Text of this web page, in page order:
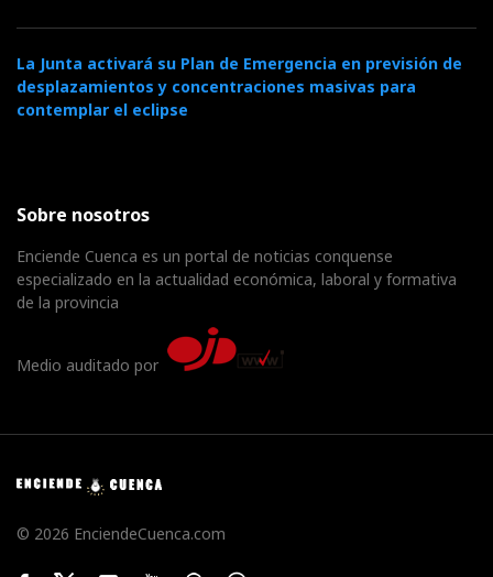
La Junta activará su Plan de Emergencia en previsión de
desplazamientos y concentraciones masivas para
contemplar el eclipse
Sobre nosotros
Enciende Cuenca es un portal de noticias conquense
especializado en la actualidad económica, laboral y formativa
de la provincia
Medio auditado por
© 2026 EnciendeCuenca.com